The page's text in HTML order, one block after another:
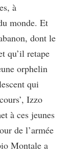
à
monde. Et
dont le
qu’il retape
orphelin
qui
Izzo
à ces jeunes
de l’armée
Montale a